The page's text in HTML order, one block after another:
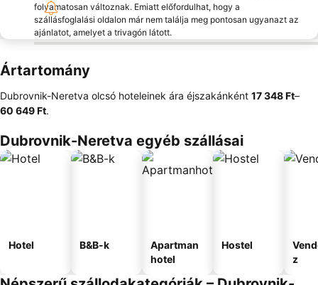
folyamatosan változnak. Emiatt előfordulhat, hogy a
szállásfoglalási oldalon már nem találja meg pontosan ugyanazt az
ajánlatot, amelyet a trivagón látott.
Ártartomány
Dubrovnik-Neretva olcsó hoteleinek ára éjszakánként ‎17 348 Ft–
60 649 Ft.
Dubrovnik-Neretva egyéb szállásai
Hotel B&B-k
Apartman
hotel
Hostel
z